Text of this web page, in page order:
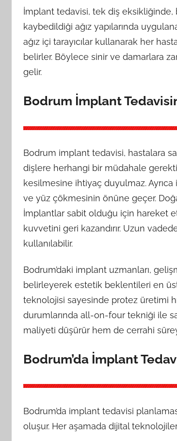
İmplant tedavisi, tek diş
kaybedildiği ağız yapılarında
ağız içi tarayıcılar kullanarak her
belirler. Böylece sinir ve damarlara
gelir.
Bodrum İmplant
Bodrum implant tedavisi, hastalara
dişlere herhangi bir müdahale
kesilmesine ihtiyaç duyulmaz.
ve yüz çökmesinin önüne geçer.
İmplantlar sabit olduğu için hareket
kuvvetini geri kazandırır. Uzun
kullanılabilir.
Bodrum’daki implant uzmanları,
belirleyerek estetik beklentileri en
teknolojisi sayesinde protez üretimi
durumlarında all-on-four tekniği ile
maliyeti düşürür hem de cerrahi
Bodrum’da İmplant
Bodrum’da implant tedavisi
oluşur. Her aşamada dijital